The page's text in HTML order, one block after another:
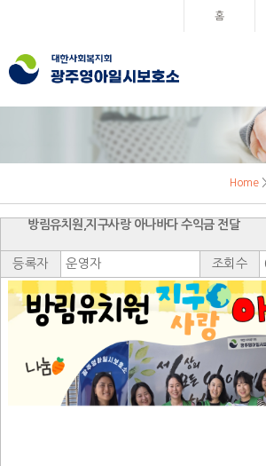
홈
Home
방림유치원,지구사랑 아나바다 수익금 전달
등록자
운영자 조회수